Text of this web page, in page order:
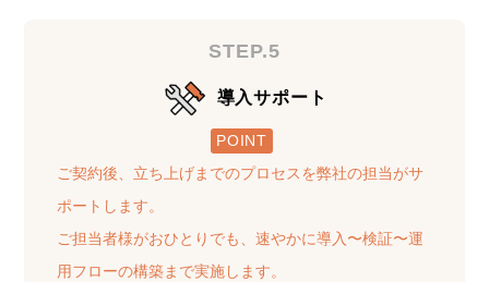
STEP.5
導入サポート
POINT
ご契約後、立ち上げまでのプロセスを弊社の担当がサ
ポートします。
ご担当者様がおひとりでも、速やかに導入〜検証〜運
用フローの構築まで実施します。